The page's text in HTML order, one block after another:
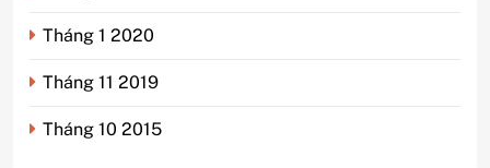
Tháng 1 2020
Tháng 11 2019
Tháng 10 2015